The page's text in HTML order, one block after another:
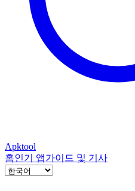
Apktool
홈인기 앱가이드 및 기사